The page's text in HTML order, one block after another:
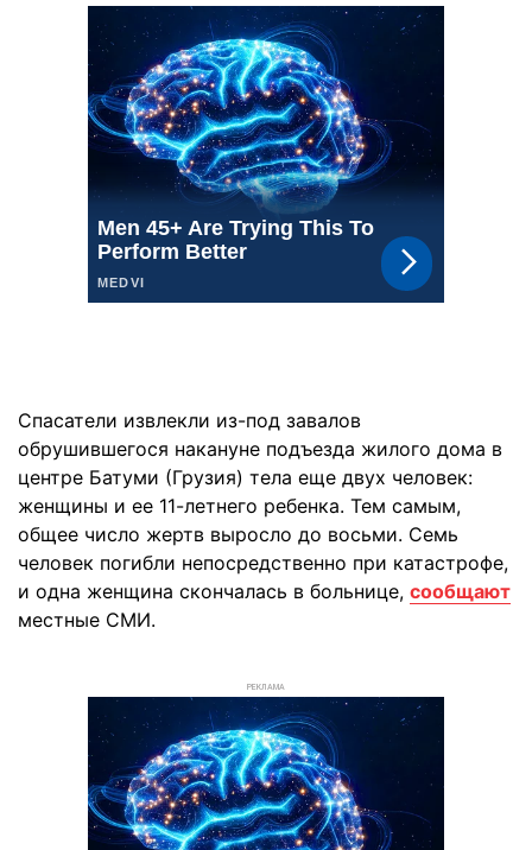
Спасатели извлекли из-под завалов
обрушившегося накануне подъезда жилого дома в
центре Батуми (Грузия) тела еще двух человек:
женщины и ее 11-летнего ребенка. Тем самым,
общее число жертв выросло до восьми. Семь
человек погибли непосредственно при катастрофе,
и одна женщина скончалась в больнице, сообщают
местные СМИ.
РЕКЛАМА